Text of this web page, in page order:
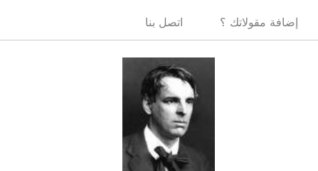
إضافة مقولاتك ؟ اتصل بنا